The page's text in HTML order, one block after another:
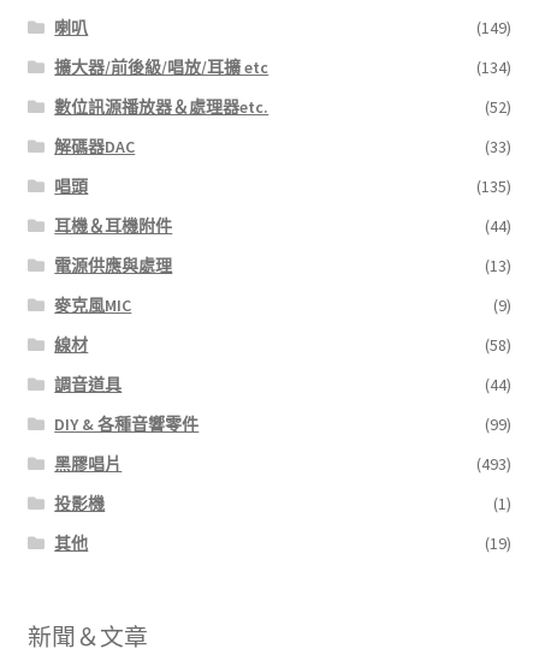
喇叭
(149)
擴大器/前後級/唱放/耳擴 etc
(134)
數位訊源播放器＆處理器etc.
(52)
解碼器DAC
(33)
唱頭
(135)
耳機＆耳機附件
(44)
電源供應與處理
(13)
麥克風MIC
(9)
線材
(58)
調音道具
(44)
DIY & 各種音響零件
(99)
黑膠唱片
(493)
投影機
(1)
其他
(19)
新聞＆文章